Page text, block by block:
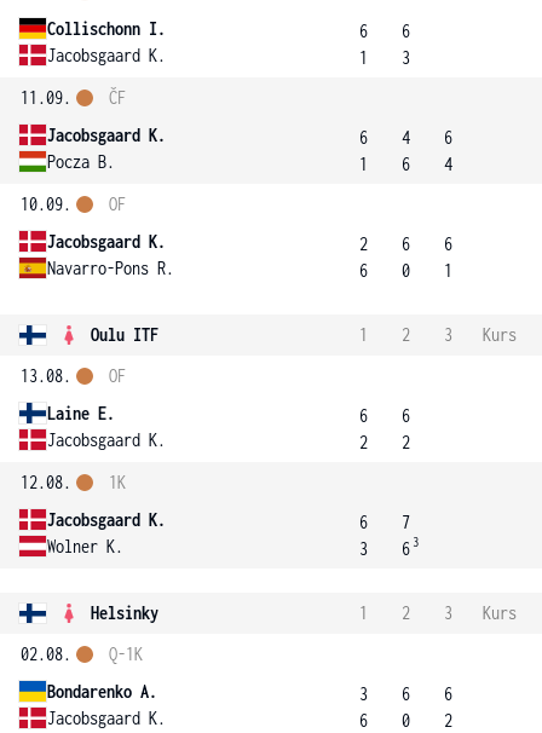
Collischonn I.
Jacobsgaard K.
6
1
6
3
11.09.
Jacobsgaard K.
Pocza B.
ČF
6
1
4
6
6
4
10.09.
Jacobsgaard K.
Navarro-Pons R.
OF
2
6
6
0
6
1
Oulu ITF 1 2 3
Kurs
13.08.
Laine E.
Jacobsgaard K.
OF
6
2
6
2
12.08.
Jacobsgaard K.
Wolner K.
1K
6
3
7
6 3
Helsinky 1 2 3
Kurs
02.08.
Bondarenko A.
Jacobsgaard K.
Q-1K
3
6
6
0
6
2